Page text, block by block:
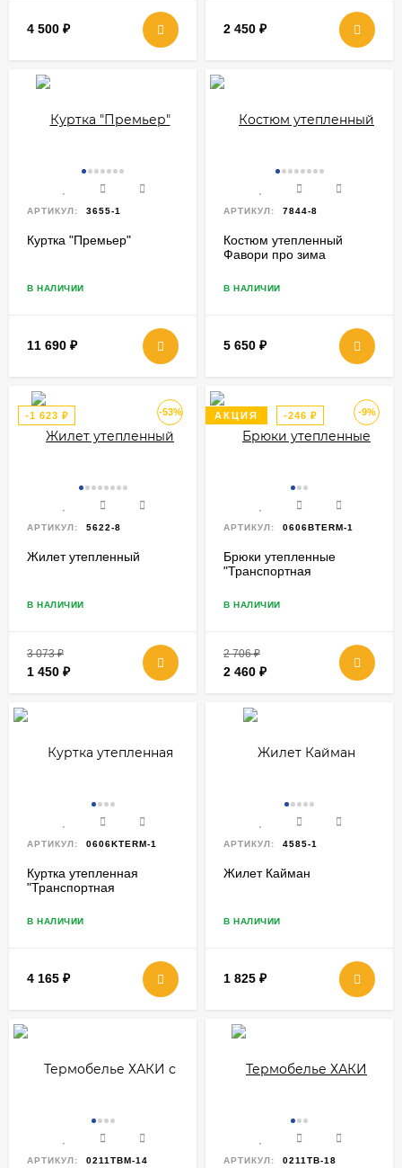
4 500 ₽ 2 450 ₽
АРТИКУЛ: 3655-1
Куртка "Премьер"
В НАЛИЧИИ
11 690 ₽
АРТИКУЛ: 7844-8
Костюм утепленный
Фавори про зима
В НАЛИЧИИ
5 650 ₽
-53%
-1 623 ₽
АРТИКУЛ: 5622-8
Жилет утепленный
В НАЛИЧИИ
3 073₽
1 450 ₽
-9%
АКЦИЯ -246 ₽
АРТИКУЛ: 0606BTERM-1
Брюки утепленные
"Транспортная
В НАЛИЧИИ
2 706₽
2 460 ₽
АРТИКУЛ: 0606KTERM-1
Куртка утепленная
"Транспортная
В НАЛИЧИИ
4 165 ₽
АРТИКУЛ: 4585-1
Жилет Кайман
В НАЛИЧИИ
1 825 ₽
АРТИКУЛ: 0211TBM-14 АРТИКУЛ: 0211TB-18